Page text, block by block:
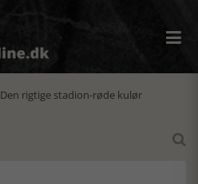
Den rigtige stadion-røde kulør
